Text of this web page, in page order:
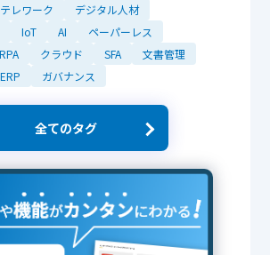
テレワーク
デジタル人材
IoT AI
ペーパーレス
RPA クラウド SFA
文書管理
ERP ガバナンス
全てのタグ